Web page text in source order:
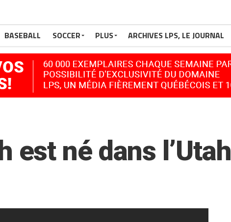
BASEBALL SOCCER PLUS ARCHIVES LPS, LE JOURNAL
est né dans l’Utah